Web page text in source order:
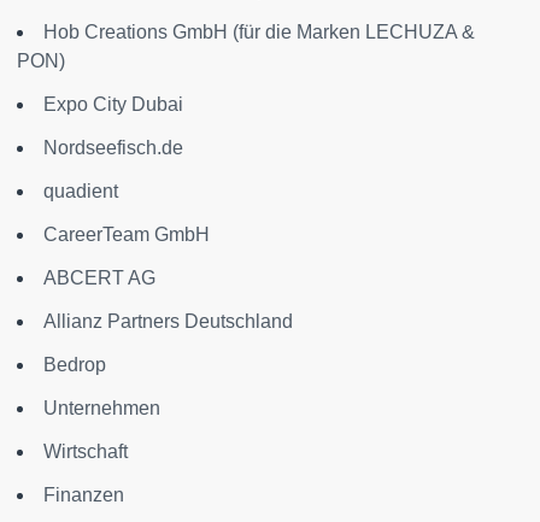
Hob Creations GmbH (für die Marken LECHUZA &
PON)
Expo City Dubai
Nordseefisch.de
quadient
CareerTeam GmbH
ABCERT AG
Allianz Partners Deutschland
Bedrop
Unternehmen
Wirtschaft
Finanzen